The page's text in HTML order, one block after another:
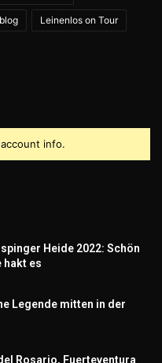
Leinenlos on Tour
info.
Heide 2022: Schön
hakt es
Legende mitten in der
Rosario, Fuerteventura